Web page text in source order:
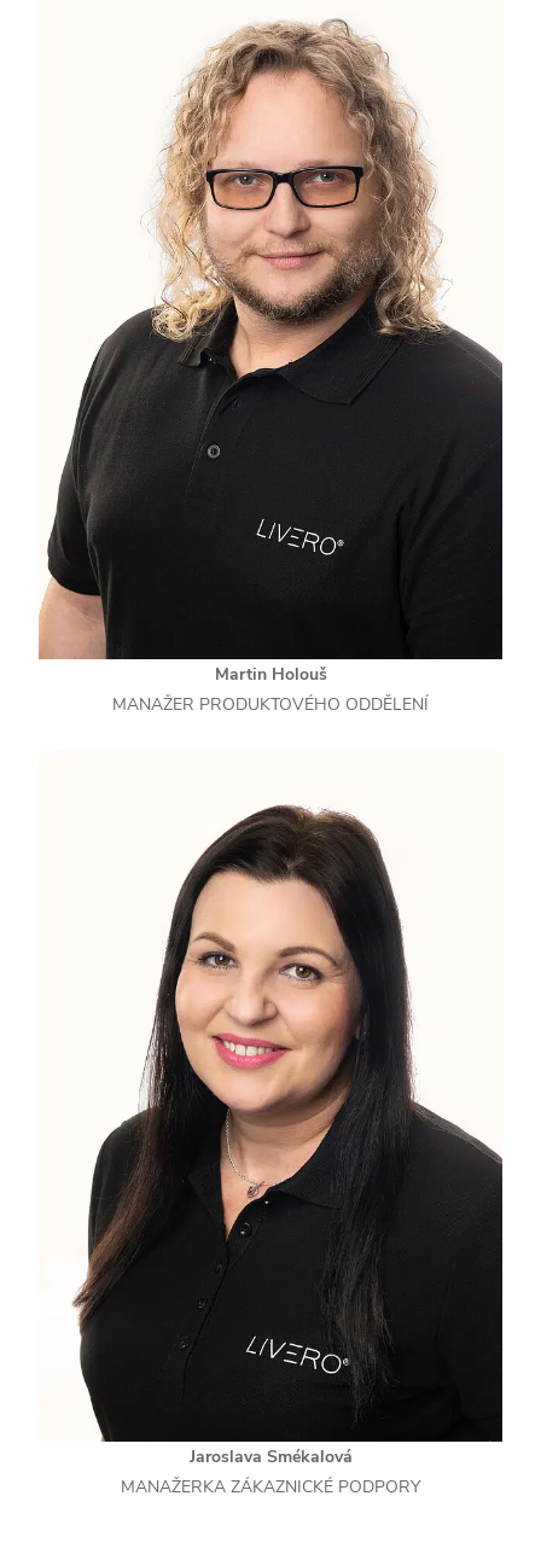
Martin Holouš
MANAŽER PRODUKTOVÉHO ODDĚLENÍ
Jaroslava Smékalová
MANAŽERKA ZÁKAZNICKÉ PODPORY